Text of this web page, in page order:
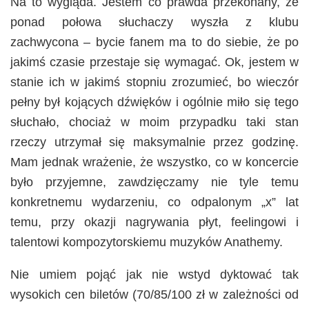
ponad połowa słuchaczy wyszła z klubu
zachwycona – bycie fanem ma to do siebie, że po
jakimś czasie przestaje się wymagać. Ok, jestem w
stanie ich w jakimś stopniu zrozumieć, bo wieczór
pełny był kojących dźwięków i ogólnie miło się tego
słuchało, chociaż w moim przypadku taki stan
rzeczy utrzymał się maksymalnie przez godzinę.
Mam jednak wrażenie, że wszystko, co w koncercie
było przyjemne, zawdzięczamy nie tyle temu
konkretnemu wydarzeniu, co odpalonym „x” lat
temu, przy okazji nagrywania płyt, feelingowi i
talentowi kompozytorskiemu muzyków Anathemy.
Nie umiem pojąć jak nie wstyd dyktować tak
wysokich cen biletów (70/85/100 zł w zależności od